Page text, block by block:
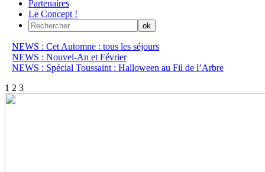
Partenaires
Le Concept !
NEWS : Cet Automne : tous les séjours
NEWS : Nouvel-An et Février
NEWS : Spécial Toussaint : Halloween au Fil de l’Arbre
1 2 3